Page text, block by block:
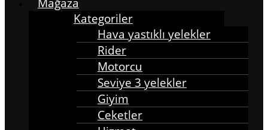
Kategoriler
Hava yastıklı yelekler
Rider
Motorcu
Seviye 3 yelekler
Giyim
Ceketler